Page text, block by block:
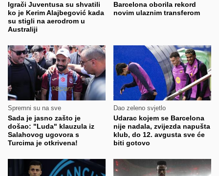
Igrači Juventusa su shvatili
ko je Kerim Alajbegović kada
su stigli na aerodrom u
Australiji
Barcelona oborila rekord
novim ulaznim transferom
Spremni su na sve
Sada je jasno zašto je
došao: "Luda" klauzula iz
Salahovog ugovora s
Turcima je otkrivena!
Dao zeleno svjetlo
Udarac kojem se Barcelona
nije nadala, zvijezda napušta
klub, do 12. avgusta sve će
biti gotovo